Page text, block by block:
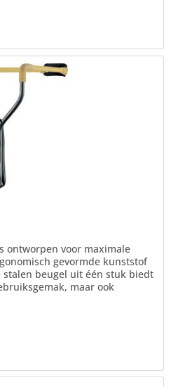
ontworpen voor maximale
gevormde kunststof
stalen beugel uit één stuk biedt
maar ook